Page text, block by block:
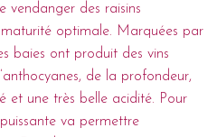
vendanger des raisins
optimale. Marquées par
baies ont produit des vins
de la profondeur,
et une très belle acidité. Pour
va permettre